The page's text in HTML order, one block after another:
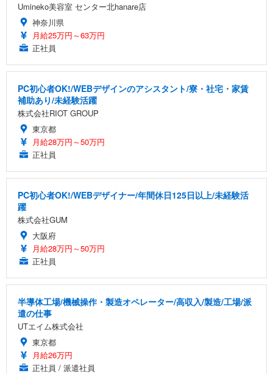
Umineko美容室 センター北hanare店
神奈川県
月給25万円～63万円
正社員
PC初心者OK!/WEBデザインのアシスタント/寮・社宅・家賃
補助あり/未経験活躍
株式会社RIOT GROUP
東京都
月給28万円～50万円
正社員
PC初心者OK!/WEBデザイナー/年間休日125日以上/未経験活
躍
株式会社GUM
大阪府
月給28万円～50万円
正社員
半導体工場/機械操作・製造オペレーター/高収入/製造/工場/派
遣の仕事
UTエイム株式会社
東京都
月給26万円
正社員 / 派遣社員